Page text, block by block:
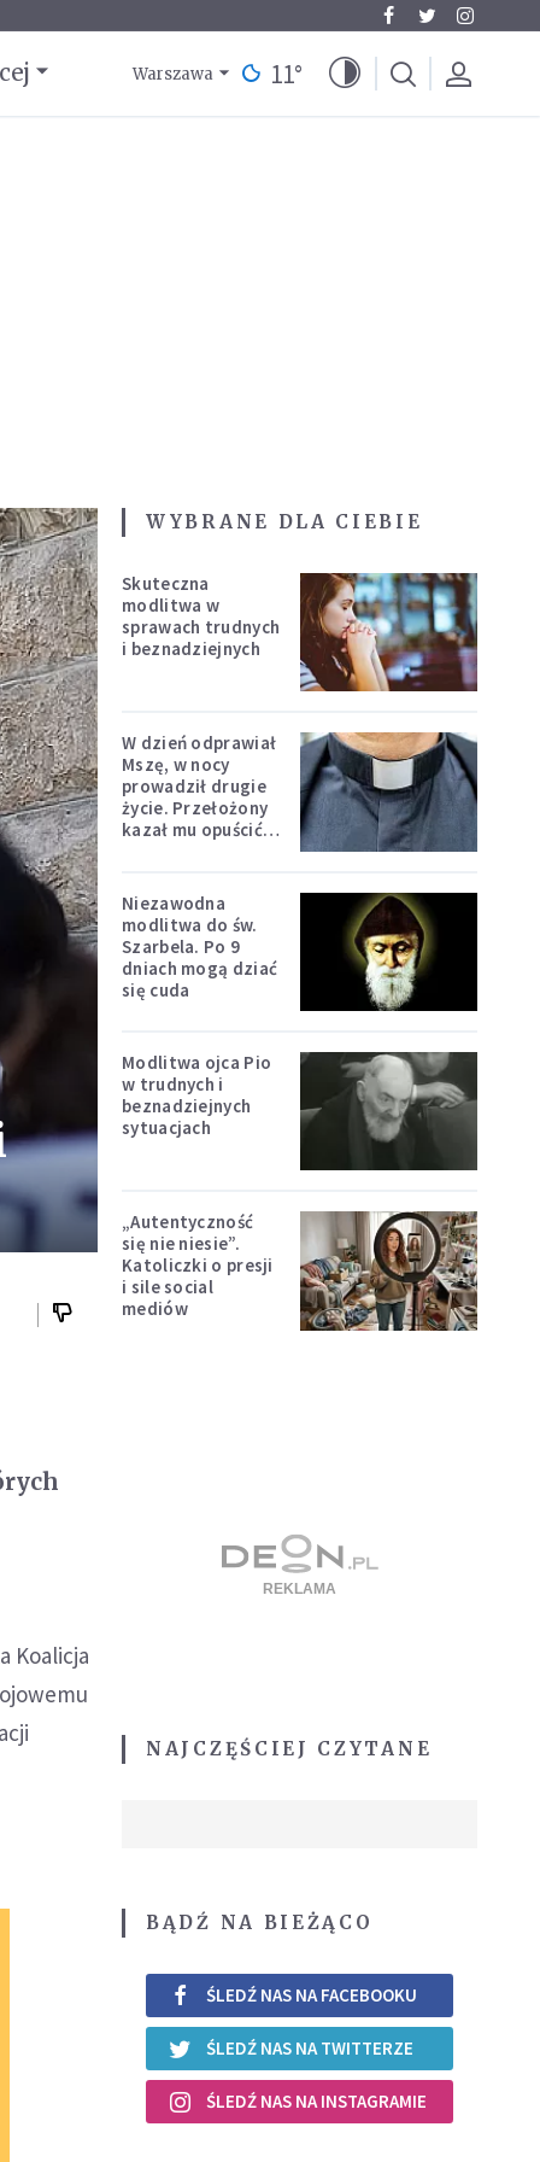
Warszawa 11°
Koalicja
WYBRANE DLA CIEBIE
Skuteczna
modlitwa w
sprawach trudnych
i beznadziejnych
W dzień odprawiał
Mszę, w nocy
prowadził drugie
życie. Przełożony
kazał mu opuścić
Niezawodna
modlitwa do św.
Szarbela. Po 9
dniach mogą dziać
się cuda
Modlitwa ojca Pio
w trudnych i
beznadziejnych
sytuacjach
„Autentyczność
się nie niesie”.
Katoliczki o presji
i sile social
mediów
NAJCZĘŚCIEJ CZYTANE
BĄDŹ NA BIEŻĄCO
ŚLEDŹ NAS NA FACEBOOKU
ŚLEDŹ NAS NA TWITTERZE
ŚLEDŹ NAS NA INSTAGRAMIE